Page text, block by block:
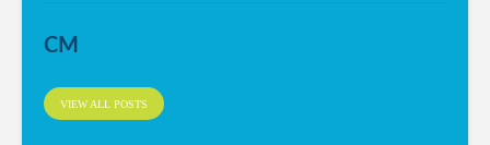
CM
VIEW ALL POSTS